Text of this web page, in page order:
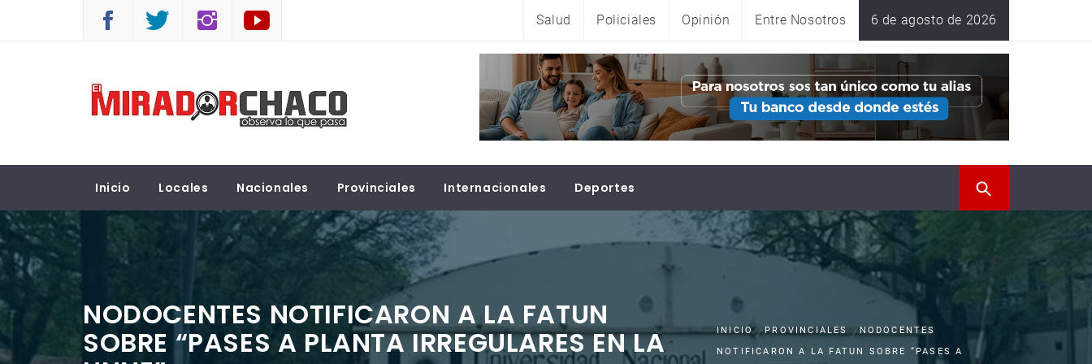
Salud Policiales Opinión Entre Nosotros 6 de agosto de 2026
EL MIRADOR CHACO
Inicio Locales Nacionales Provinciales Internacionales Deportes
NODOCENTES NOTIFICARON A LA FATUN
SOBRE “PASES A PLANTA IRREGULARES EN LA INICIO PROVINCIALES
NODOCENTES
NOTIFICARON A LA FATUN SOBRE “PASES A